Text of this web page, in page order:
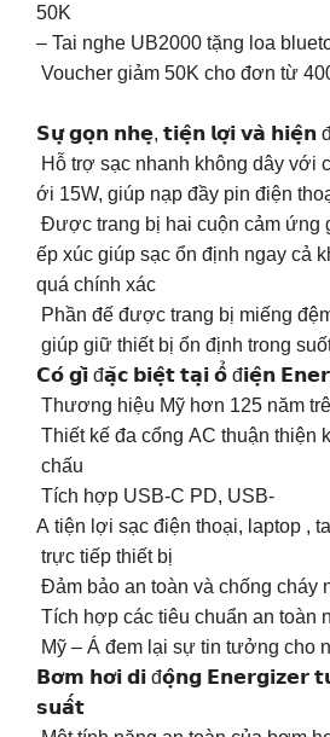
50K
– Tai nghe UB2000 tặng loa
Voucher giảm 50K cho đơn từ
𝗦𝘂̛̣ 𝗴𝗼̣𝗻 𝗻𝗵𝗲̣, 𝘁𝗶𝗲̣̂𝗻 𝗹𝗼̛̣𝗶 𝘃𝗮̀ 𝗵𝗶𝗲̣̂𝗻
Hỗ trợ sạc nhanh không dây với
ới 15W, giúp nạp đầy pin điện
Được trang bị hai cuộn cảm ứng
ếp xúc giúp sạc ổn định ngay cả
quá chính xác
Phần đế được trang bị miếng
giúp giữ thiết bị ổn định trong
𝗖𝗼́ 𝗴𝗶̀ đ𝗮̣̆𝗰 𝗯𝗶𝗲̣̂𝘁 𝘁𝗮̣𝗶 𝗼̂̉ đ𝗶𝗲̣̂𝗻
Thương hiệu Mỹ hơn 125 năm
Thiết kế đa cổng AC thuận thiện
chấu
️ Tích hợp USB-C PD, USB-
A tiện lợi sạc điện thoại, laptop ,
trực tiếp thiết bị
Đảm bảo an toàn và chống cháy
Tích hợp các tiêu chuẩn an toàn
Mỹ – Á đem lại sự tin tưởng cho
𝗕𝗼̛𝗺 𝗵𝗼̛𝗶 𝗱𝗶 đ𝗼̣̂𝗻𝗴 𝗘𝗻𝗲𝗿𝗴𝗶𝘇𝗲𝗿
𝘀𝘂𝗮̂́𝘁